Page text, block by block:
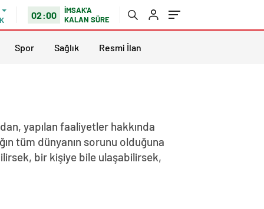
02:00
İMSAK'A
KALAN SÜRE
Spor Sağlık Resmi İlan
yapılan faaliyetler hakkında
tüm dünyanın sorunu olduğuna
bir kişiye bile ulaşabilirsek,